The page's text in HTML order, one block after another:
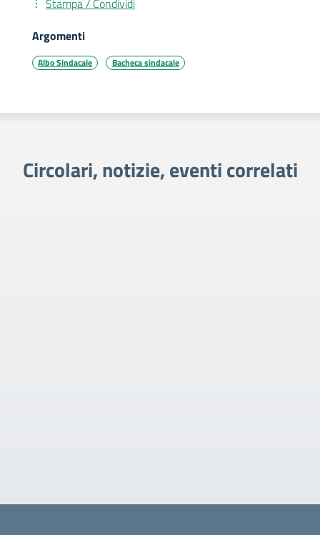
Stampa / Condividi
Argomenti
Albo Sindacale Bacheca sindacale
Circolari, notizie, eventi correlati